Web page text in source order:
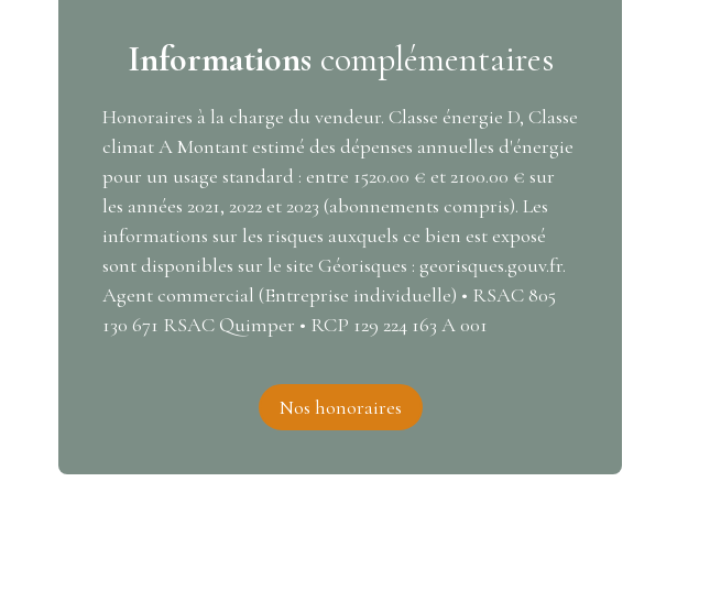
Informations complémentaires
Honoraires à la charge du vendeur. Classe énergie D, Classe
climat A Montant estimé des dépenses annuelles d'énergie
pour un usage standard : entre 1520.00 € et 2100.00 € sur
les années 2021, 2022 et 2023 (abonnements compris). Les
informations sur les risques auxquels ce bien est exposé
sont disponibles sur le site Géorisques : georisques.gouv.fr.
Agent commercial (Entreprise individuelle) • RSAC 805
130 671 RSAC Quimper • RCP 129 224 163 A 001
Nos honoraires